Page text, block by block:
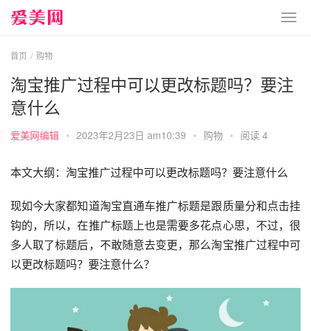
首页 购物
淘宝推广过程中可以更改标题吗？要注
意什么
爱美网编辑 • 2023年2月23日 am10:39 • 购物 • 阅读 4
本文大纲：淘宝推广过程中可以更改标题吗？要注意什么
现如今大家都知道淘宝直通车推广标题是跟质量分和点击挂
钩的，所以，在推广标题上也是需要多花点心思，不过，很
多人取了标题后，不敢随意去变更，那么淘宝推广过程中可
以更改标题吗？要注意什么？